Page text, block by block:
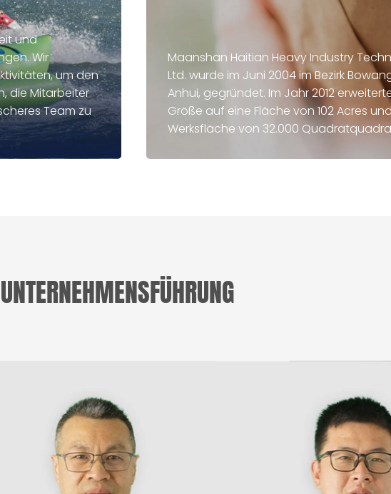
und
Wir
um den
die Mitarbeiter
Team zu
Maanshan Haitian Heavy Industry
Ltd. wurde im Juni 2004 im Bezirk
Anhui, gegründet. Im Jahr 2012
Größe auf eine Fläche von 102 Acres
Werksfläche von 32.000
UNTERNEHMENSFÜHRUNG